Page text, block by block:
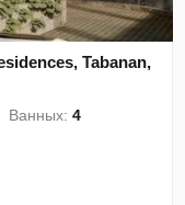
Tabanan,
Ванных:4